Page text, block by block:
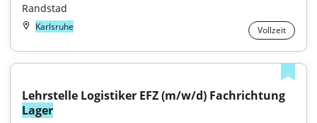
Randstad
Karlsruhe Vollzeit
Lager